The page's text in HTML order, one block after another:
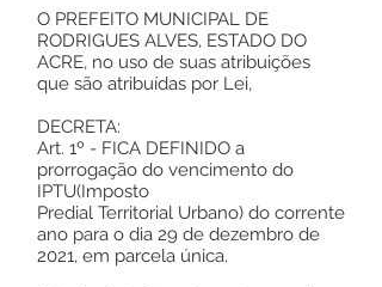
O PREFEITO MUNICIPAL DE
RODRIGUES ALVES, ESTADO DO
ACRE, no uso de suas atribuições
que são atribuídas por Lei,
DECRETA:
Art. 1º - FICA DEFINIDO a
prorrogação do vencimento do
IPTU(Imposto
Predial Territorial Urbano) do corrente
ano para o dia 29 de dezembro de
2021, em parcela única.